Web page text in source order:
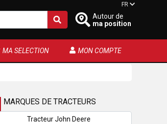
Autour de
ma position
FR
MA SELECTION MON COMPTE
MARQUES DE TRACTEURS
Tracteur John Deere